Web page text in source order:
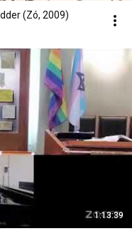
(Zó, 2009)
1:13:39